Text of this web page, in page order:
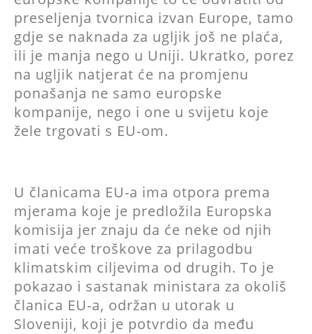
preseljenja tvornica izvan Europe, tamo
gdje se naknada za ugljik još ne plaća,
ili je manja nego u Uniji. Ukratko, porez
na ugljik natjerat će na promjenu
ponašanja ne samo europske
kompanije, nego i one u svijetu koje
žele trgovati s EU-om.
U članicama EU-a ima otpora prema
mjerama koje je predložila Europska
komisija jer znaju da će neke od njih
imati veće troškove za prilagodbu
klimatskim ciljevima od drugih. To je
pokazao i sastanak ministara za okoliš
članica EU-a, održan u utorak u
Sloveniji, koji je potvrdio da među